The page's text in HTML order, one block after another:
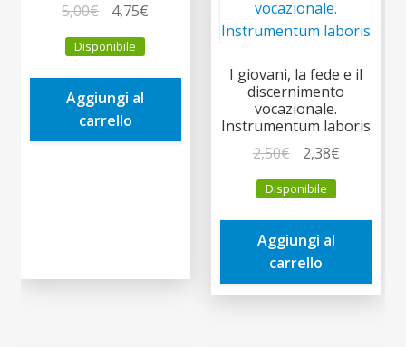
5,00€
prezzo
originale
era:
5,00€.
4,75€
è:
Disponibile
Aggiungi al
carrello
I giovani, la fede e il
discernimento
vocazionale.
Instrumentum laboris
2,50€
prezzo
originale
era:
2,50€.
2,38€Il
è:
Disponibile
Aggiungi al
carrello